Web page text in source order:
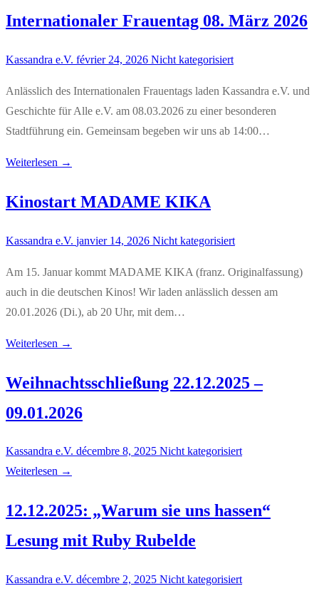
Internationaler Frauentag 08. März 2026
Kassandra e.V. février 24, 2026 Nicht kategorisiert
Anlässlich des Internationalen Frauentags laden Kassandra e.V. und
Geschichte für Alle e.V. am 08.03.2026 zu einer besonderen
Stadtführung ein. Gemeinsam begeben wir uns ab 14:00…
Weiterlesen →
Kinostart MADAME KIKA
Kassandra e.V. janvier 14, 2026 Nicht kategorisiert
Am 15. Januar kommt MADAME KIKA (franz. Originalfassung)
auch in die deutschen Kinos! Wir laden anlässlich dessen am
20.01.2026 (Di.), ab 20 Uhr, mit dem…
Weiterlesen →
Weihnachtsschließung 22.12.2025 –
09.01.2026
Kassandra e.V. décembre 8, 2025 Nicht kategorisiert
Weiterlesen →
12.12.2025: „Warum sie uns hassen“
Lesung mit Ruby Rubelde
Kassandra e.V. décembre 2, 2025 Nicht kategorisiert